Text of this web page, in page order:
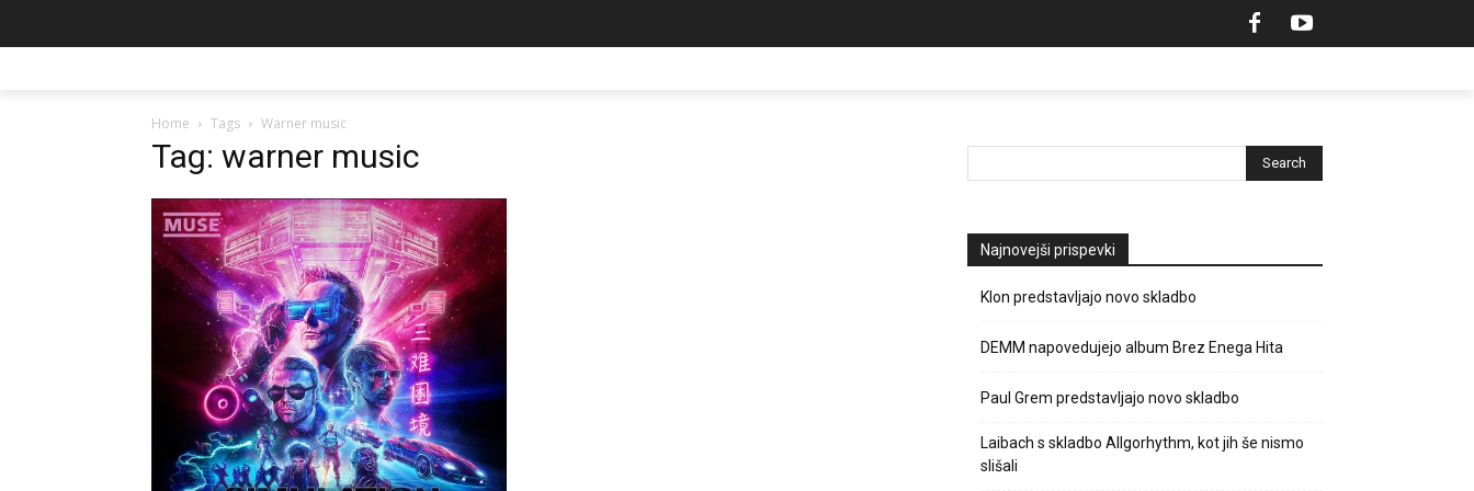
Home Tags Warner music
Tag: warner music
Najnovejši prispevki
Klon predstavljajo novo skladbo
DEMM napovedujejo album Brez Enega Hita
Paul Grem predstavljajo novo skladbo
Laibach s skladbo Allgorhythm, kot jih še nismo
slišali